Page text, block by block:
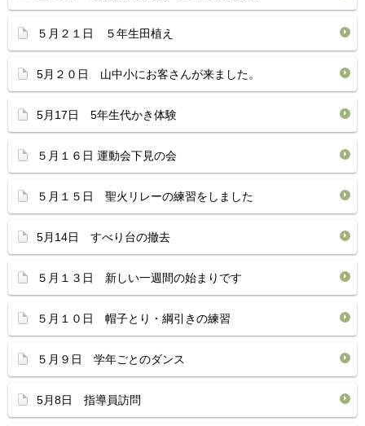
５月２１日 ５年生田植え
5月２０日 山中小にお客さんが来ました。
5月17日 5年生代かき体験
５月１６日 運動会下見の会
５月１５日 聖火リレーの練習をしました
5月14日 すべり台の撤去
５月１３日 新しい一週間の始まりです
５月１０日 帽子とり・綱引きの練習
５月９日 学年ごとのダンス
5月8日 指導員訪問